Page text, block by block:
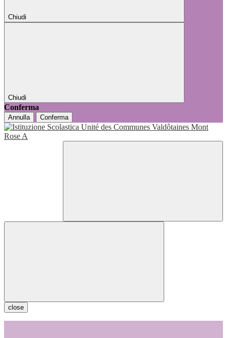
Chiudi
Chiudi
Conferma
Annulla Conferma
close